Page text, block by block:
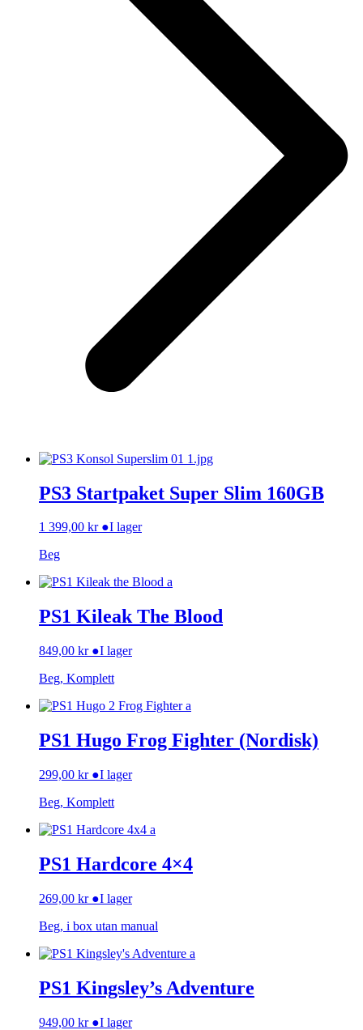
PS3 Startpaket Super Slim 160GB
1 399,00 kr ●I lager
Beg
PS1 Kileak The Blood
849,00 kr ●I lager
Beg, Komplett
PS1 Hugo Frog Fighter (Nordisk)
299,00 kr ●I lager
Beg, Komplett
PS1 Hardcore 4×4
269,00 kr ●I lager
Beg, i box utan manual
PS1 Kingsley’s Adventure
949,00 kr ●I lager